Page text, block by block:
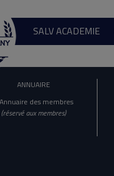
SALV ACADEMIE
ANNUAIRE
des membres
(réservé aux membres)